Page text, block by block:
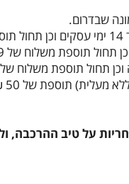
שבדרום.
על טיב ההרכבה,